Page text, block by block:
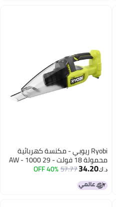
Ryobi ريوبي - مكنسة كهربائية
محمولة 18 فولت - 29 AW - 1000
لتر/دقيقة - 0.85 م3/دقيقة - جامع 34.20
57.77
40% OFF